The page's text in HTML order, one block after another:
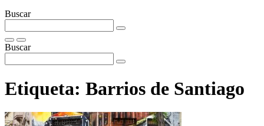
Buscar
Buscar
Etiqueta: Barrios de Santiago